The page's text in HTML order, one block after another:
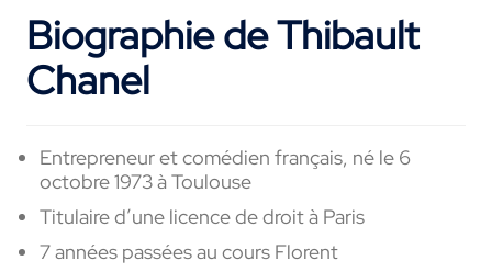
Biographie de Thibault
Chanel
Entrepreneur et comédien français, né le 6
octobre 1973 à Toulouse
Titulaire d’une licence de droit à Paris
7 années passées au cours Florent